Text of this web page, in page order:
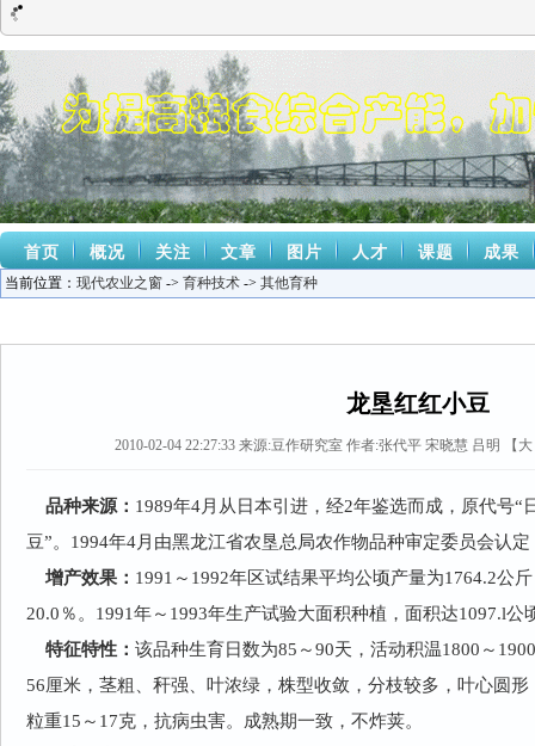
首页 概况 关注 文章 图片 人才 课题 成果
当前位置： 现代农业之窗 -> 育种技术 -> 其他育种
龙垦红红小豆
2010-02-04 22:27:33 来源:豆作研究室 作者:张代平 宋晓慧 吕明 【 大
品种来源： 1989年4月从日本引进，经2年鉴选而成，原代号“
豆”。 1994年4月由黑龙江省农垦总局农作物品种审定委员会认
增产效果： 1991 ～ 1992年区试结果平均公顷产量为1764.2公
20.0 ％。 1991年～ 1993年生产试验大面积种植，面积达1097.l公
特征特性： 该品种生育日数为85 ～90天，活动积温1800 ～ 1900
56厘米，茎粗、秆强、叶浓绿，株型收敛，分枝较多，叶心圆
粒重15 ～ 17克，抗病虫害。成熟期一致，不炸荚。